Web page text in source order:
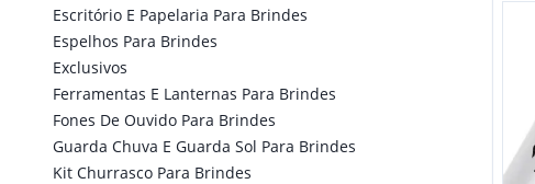
Escritório E Papelaria Para Brindes
Espelhos Para Brindes
Exclusivos
Ferramentas E Lanternas Para Brindes
Fones De Ouvido Para Brindes
Guarda Chuva E Guarda Sol Para Brindes
Kit Churrasco Para Brindes